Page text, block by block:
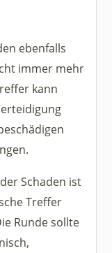
ebenfalls
immer mehr
kann
Schaden ist
Treffer
Runde sollte